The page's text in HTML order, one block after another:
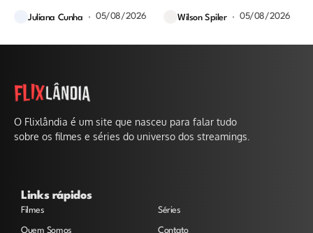
Juliana Cunha 05/08/2026 Wilson Spiler 05/08/2026
O Flixlândia é um site que nasceu para falar tudo
sobre os filmes e séries do universo dos streamings.
Links rápidos
Filmes Séries
Quem Somos Contato